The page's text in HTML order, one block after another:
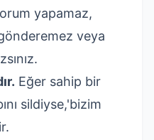
yapamaz,
veya
Eğer sahip bir
sildiyse,'bizim